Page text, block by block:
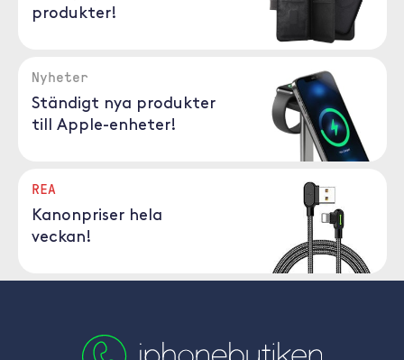
produkter!
Nyheter
Ständigt nya produkter
till Apple-enheter!
REA
Kanonpriser hela
veckan!